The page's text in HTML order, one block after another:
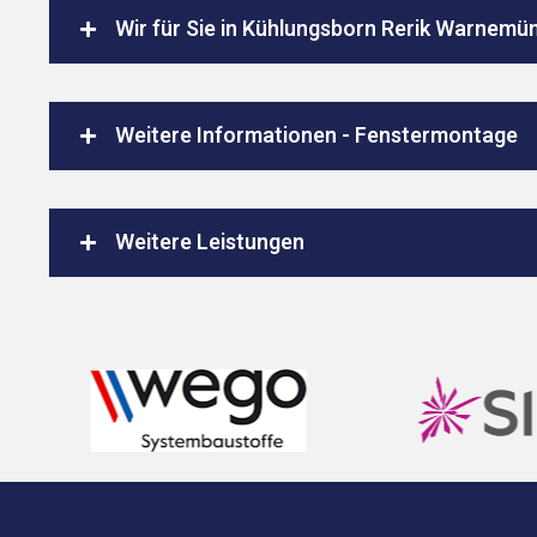
Wir für Sie in Kühlungsborn Rerik
Weitere Informationen - Fenstermontage
Weitere Leistungen